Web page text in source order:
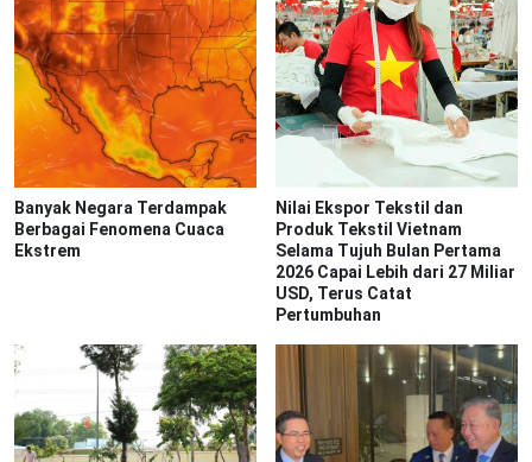
Banyak Negara Terdampak
Berbagai Fenomena Cuaca
Ekstrem
Nilai Ekspor Tekstil dan
Produk Tekstil Vietnam
Selama Tujuh Bulan Pertama
2026 Capai Lebih dari 27 Miliar
USD, Terus Catat
Pertumbuhan